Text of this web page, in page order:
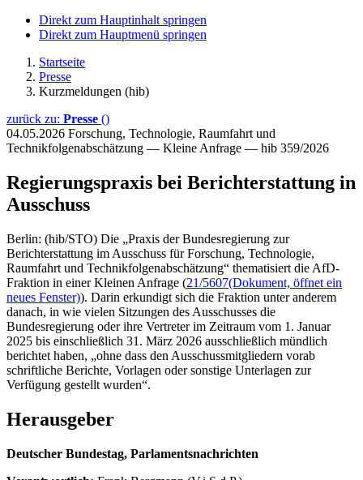
Direkt zum Hauptinhalt springen
Direkt zum Hauptmenü springen
Startseite
Presse
Kurzmeldungen (hib)
zurück zu: Presse ()
04.05.2026 Forschung, Technologie, Raumfahrt und
Technikfolgenabschätzung — Kleine Anfrage — hib 359/2026
Regierungspraxis bei Berichterstattung in
Ausschuss
Berlin: (hib/STO) Die „Praxis der Bundesregierung zur
Berichterstattung im Ausschuss für Forschung, Technologie,
Raumfahrt und Technikfolgenabschätzung“ thematisiert die AfD-
Fraktion in einer Kleinen Anfrage (21/5607(Dokument, öffnet ein
neues Fenster)). Darin erkundigt sich die Fraktion unter anderem
danach, in wie vielen Sitzungen des Ausschusses die
Bundesregierung oder ihre Vertreter im Zeitraum vom 1. Januar
2025 bis einschließlich 31. März 2026 ausschließlich mündlich
berichtet haben, „ohne dass den Ausschussmitgliedern vorab
schriftliche Berichte, Vorlagen oder sonstige Unterlagen zur
Verfügung gestellt wurden“.
Herausgeber
Deutscher Bundestag, Parlamentsnachrichten